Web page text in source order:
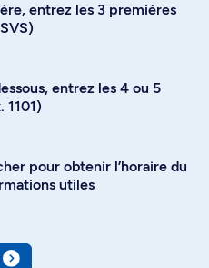
entrez les 3 premières
entrez les 4 ou 5
1101)
pour obtenir l’horaire du
utiles